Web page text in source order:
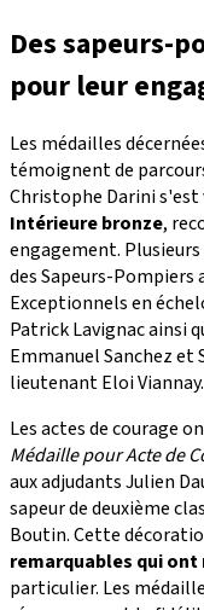
Des sapeurs-
pour leur
Les médailles
témoignent de
Christophe Darini
Intérieure bronze,
engagement.
des Sapeurs-Pompiers
Exceptionnels en
Patrick Lavignac ainsi
Emmanuel Sanchez et
lieutenant Eloi Viannay.
Les actes de courage
Médaille pour Acte de
aux adjudants Julien
sapeur de deuxième
Boutin. Cette
remarquables qui
particulier. Les